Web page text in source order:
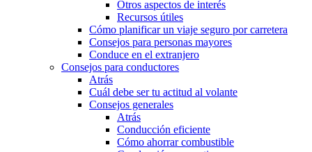
Otros aspectos de interés
Recursos útiles
Cómo planificar un viaje seguro por carretera
Consejos para personas mayores
Conduce en el extranjero
Consejos para conductores
Atrás
Cuál debe ser tu actitud al volante
Consejos generales
Atrás
Conducción eficiente
Cómo ahorrar combustible